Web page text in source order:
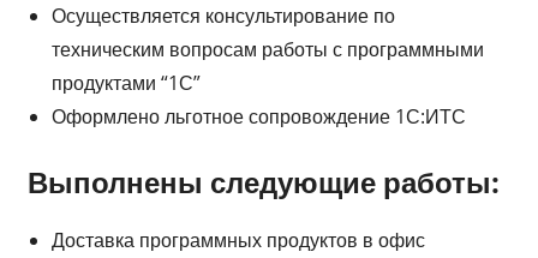
Осуществляется консультирование по
техническим вопросам работы с программными
продуктами “1С”
Оформлено льготное сопровождение 1С:ИТС
Выполнены следующие работы:
Доставка программных продуктов в офис